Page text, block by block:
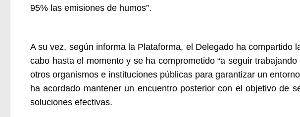
95% las emisiones de humos”.
A su vez, según informa la Plataforma, el Delegado ha compartido
cabo hasta el momento y se ha comprometido “a seguir
otros organismos e instituciones públicas para garantizar un
ha acordado mantener un encuentro posterior con el objetivo de
soluciones efectivas.